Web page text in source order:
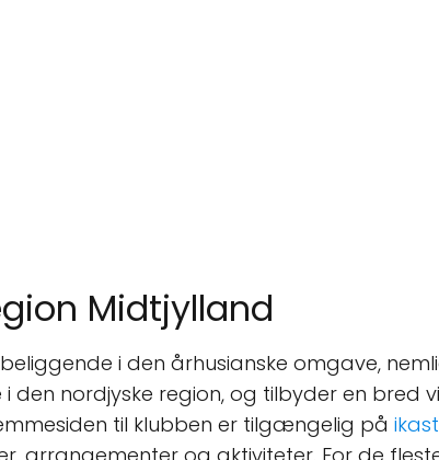
Midtjylland
beliggende i den århusianske omgave,
den nordjyske region, og tilbyder en bred
til klubben er tilgængelig på